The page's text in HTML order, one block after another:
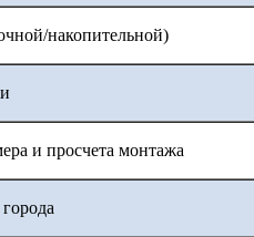
накопительной)
и просчета монтажа